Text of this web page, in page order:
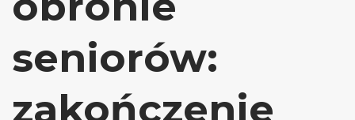
seniorów:
zakończenie